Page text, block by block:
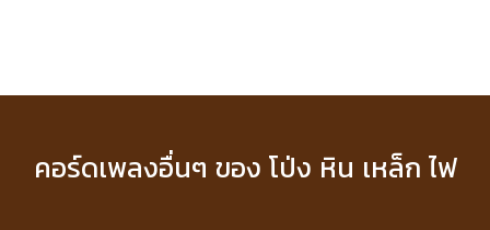
คอร์ดเพลงอื่นๆ ของ โป่ง หิน เหล็ก ไฟ